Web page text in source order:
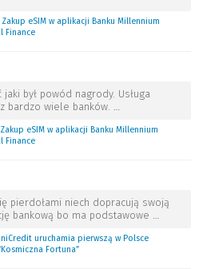
Zakup eSIM w aplikacji Banku Millennium
Finance
jaki był powód nagrody. Usługa
bardzo wiele banków. …
Zakup eSIM w aplikacji Banku Millennium
Finance
pierdołami niech dopracują swoją
bankową bo ma podstawowe …
uruchamia pierwszą w Polsce
Fortuna”